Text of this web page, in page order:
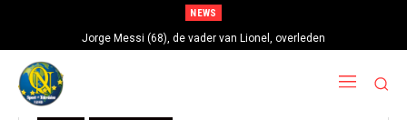
NEWS
Jorge Messi (68), de vader van Lionel, overleden